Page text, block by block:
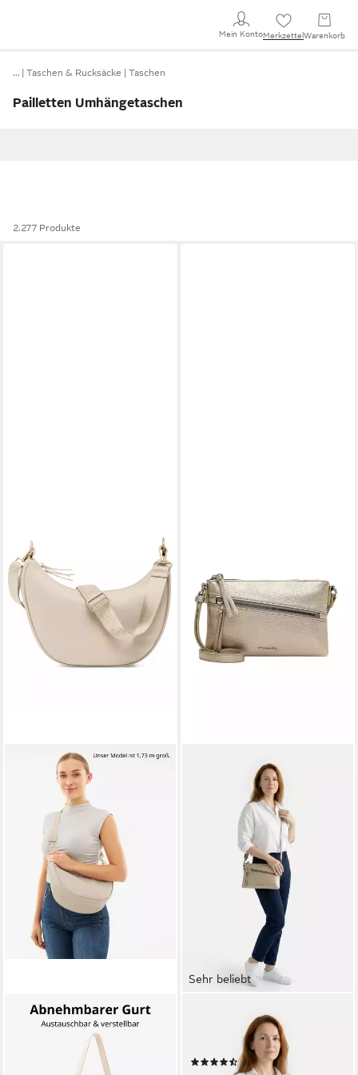
Mein KontoMerkzettel Warenkorb
… Taschen & Rucksäcke Taschen
Pailletten Umhängetaschen
2.277 Produkte
EXPATRIÉ
Umhängetasche Lea Medium
Schultertasche, Elegante
Sehr beliebt
Umhängetasche TAS Alessia
(50)